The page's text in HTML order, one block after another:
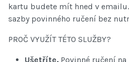
kartu budete mít hned v
sazby povinného ručení bez
PROČ VYUŽÍT TÉTO SLUŽBY?
Ušetříte. Povinné ručení